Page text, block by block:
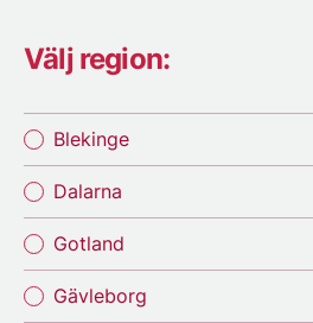
Välj region:
Blekinge
Dalarna
Gotland
Gävleborg